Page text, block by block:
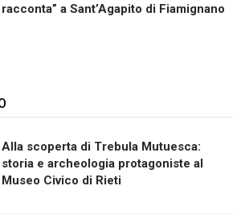
racconta” a Sant’Agapito di Fiamignano
Alla scoperta di Trebula Mutuesca:
storia e archeologia protagoniste al
Museo Civico di Rieti